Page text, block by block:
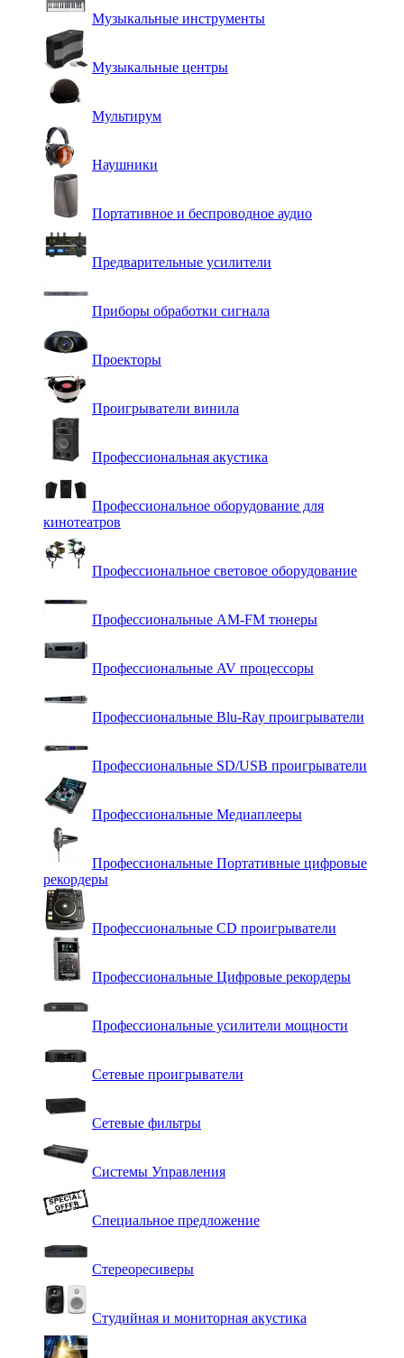
Музыкальные инструменты
Музыкальные центры
Мультирум
Наушники
Портативное и беспроводное аудио
Предварительные усилители
Приборы обработки сигнала
Проекторы
Проигрыватели винила
Профессиональная акустика
Профессиональное оборудование для
кинотеатров
Профессиональное световое оборудование
Профессиональные AM-FM тюнеры
Профессиональные AV процессоры
Профессиональные Blu-Ray проигрыватели
Профессиональные SD/USB проигрыватели
Профессиональные Медиаплееры
Профессиональные Портативные цифровые
рекордеры
Профессиональные СD проигрыватели
Профессиональные Цифровые рекордеры
Профессиональные усилители мощности
Сетевые проигрыватели
Сетевые фильтры
Системы Управления
Специальное предложение
Стереоресиверы
Студийная и мониторная акустика